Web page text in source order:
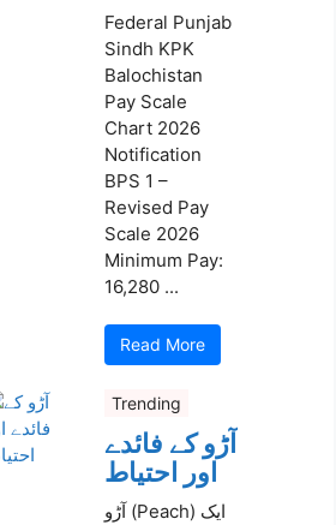
Federal Punjab
Sindh KPK
Balochistan
Pay Scale
Chart 2026
Notification
BPS 1 –
Revised Pay
Scale 2026
Minimum Pay:
16,280 ...
Read More
Trending
آڑو کے فائدے
اور احتیاط
آڑو (Peach) ایک